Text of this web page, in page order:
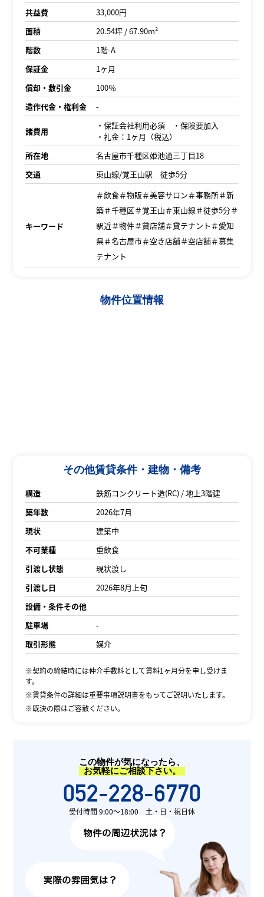
共益費
33,000円
面積
20.54坪 / 67.90m²
階数
1階-A
保証金
1ヶ月
償却・敷引金
100％
造作代金・権利金
-
諸費用
・保証会社利用必須 ・保険要加入
・礼金：1ヶ月（税込）
所在地
名古屋市千種区姫池通三丁目18
交通
東山線/覚王山駅 徒歩5分
キーワード
＃飲食＃物販＃美容サロン＃事務所＃新
築＃千種区＃覚王山＃東山線＃徒歩5分＃
駅近＃物件＃貸店舗＃貸テナント＃愛知
県＃名古屋市＃空き店舗＃空店舗＃募集
テナント
物件位置情報
その他賃貸条件・建物・備考
構造
鉄筋コンクリート造(RC) / 地上3階建
築年数
2026年7月
現状
建築中
不可業種
重飲食
引渡し状態
現状渡し
引渡し日
2026年8月上旬
設備・条件その他
駐車場
-
取引形態
媒介
※契約の締結時には仲介手数料として賃料1ヶ月分を申し受けま
す。
※賃貸条件の詳細は重要事項説明書をもってご説明いたします。
※既決の際はご容赦ください。
この物件が気になったら、
お気軽にご相談下さい。
052-228-6770
受付時間 9:00〜18:00 土・日・祝日休